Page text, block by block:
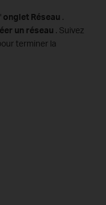
onglet Réseau .
un réseau . Suivez
terminer la